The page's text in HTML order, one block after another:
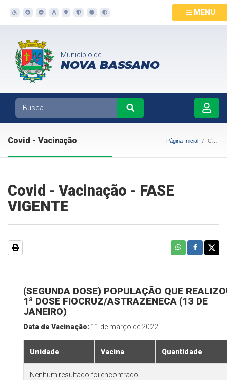
MENU
Município de
NOVA BASSANO
Covid - Vacinação Página Inicial Covid - Vacinação
Covid - Vacinação - FASE
VIGENTE
(SEGUNDA DOSE) POPULAÇÃO QUE
1ª DOSE FIOCRUZ/ASTRAZENECA (13 DE
JANEIRO)
Data de Vacinação: 11 de março de 2022
Unidade Vacina Quantidade
Nenhum resultado foi encontrado.